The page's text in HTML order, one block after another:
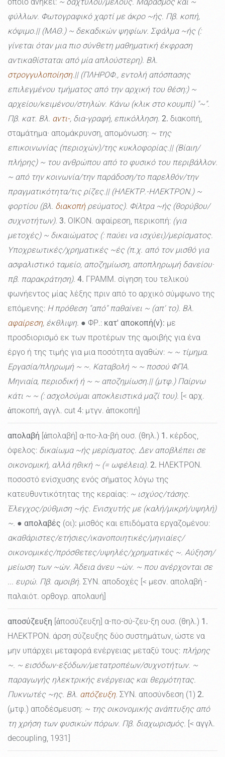
φύλλων. Φωτογραφικό χαρτί με άκρο ~ής. Πβ. κοπή,
κόψιμο.|| (ΜΑΘ.) ~ δεκαδικών ψηφίων. Σφάλμα ~ής (:
γίνεται όταν μια πιο σύνθετη μαθηματική έκφραση
αντικαθίσταται από μία απλούστερη). Βλ.
στρογγυλοποίηση.|| (ΠΛΗΡΟΦ., εντολή απόσπασης
επιλεγμένου τμήματος από την αρχική του θέση:) ~
αρχείου/κειμένου/στηλών. Κάνω (κλικ στο κουμπί) "~".
Πβ. κατ. Βλ. αντι-, δια-γραφή, επικόλληση. 2. διακοπή,
σταμάτημα· απομάκρυνση, απομόνωση: ~ της
επικοινωνίας (περιοχών)/της κυκλοφορίας.|| (Βίαιη/
πλήρης) ~ του ανθρώπου από το φυσικό του περιβάλλον.
~ από την κοινωνία/την παράδοση/το παρελθόν/την
πραγματικότητα/τις ρίζες.|| (ΗΛΕΚΤΡ.-ΗΛΕΚΤΡΟΝ.) ~
φορτίου (βλ. διακοπήρεύματος). Φίλτρα ~ής (θορύβου/
συχνοτήτων). 3. ΟΙΚΟΝ. αφαίρεση, περικοπή: (για
μετοχές) ~ δικαιώματος (: παύει να ισχύει)/μερίσματος.
Υποχρεωτικές/χρηματικές ~ές (π.χ. από τον μισθό για
ασφαλιστικό ταμείο, αποζημίωση, αποπληρωμή δανείου·
πβ. παρακράτηση). 4. ΓΡΑΜΜ. σίγηση του τελικού
φωνήεντος μίας λέξης πριν από το αρχικό σύμφωνο της
επόμενης: Η πρόθεση "από" παθαίνει ~ (απ' το). Βλ.
αφαίρεση, έκθλιψη. ● ΦΡ.: κατ' αποκοπή(ν): με
προσδιορισμό εκ των προτέρων της αμοιβής για ένα
έργο ή της τιμής για μια ποσότητα αγαθών: ~ ~ τίμημα.
Εργασία/πληρωμή ~ ~. Καταβολή ~ ~ ποσού ΦΠΑ.
Μηνιαία, περιοδική ή ~ ~ αποζημίωση.|| (μτφ.) Παίρνω
κάτι ~ ~ (: ασχολούμαι αποκλειστικά μαζί του). [< αρχ.
ἀποκοπή, αγγλ. cut 4: μτγν. ἀποκοπή]
απολαβή [ἀπολαβή] α-πο-λα-βή ουσ. (θηλ.) 1. κέρδος,
όφελος: δικαίωμα ~ής μερίσματος. Δεν αποβλέπει σε
οικονομική, αλλά ηθική ~ (= ωφέλεια). 2. ΗΛΕΚΤΡΟΝ.
ποσοστό ενίσχυσης ενός σήματος λόγω της
κατευθυντικότητας της κεραίας: ~ ισχύος/τάσης.
Έλεγχος/ρύθμιση ~ής. Ενισχυτής με (καλή/μικρή/υψηλή)
~. ● απολαβές (οι): μισθός και επιδόματα εργαζομένου:
ακαθάριστες/ετήσιες/ικανοποιητικές/μηνιαίες/
οικονομικές/πρόσθετες/υψηλές/χρηματικές ~. Αύξηση/
μείωση των ~ών. Άδεια άνευ ~ών. ~ που ανέρχονται σε
... ευρώ. Πβ. αμοιβή. ΣΥΝ. αποδοχές [< μεσν. απολαβή -
παλαιότ. ορθογρ. απολαυή]
αποσύζευξη [ἀποσύζευξη] α-πο-σύ-ζευ-ξη ουσ. (θηλ.) 1.
ΗΛΕΚΤΡΟΝ. άρση σύζευξης δύο συστημάτων, ώστε να
μην υπάρχει μεταφορά ενέργειας μεταξύ τους: πλήρης
~. ~ εισόδων-εξόδων/μετατροπέων/συχνοτήτων. ~
παραγωγής ηλεκτρικής ενέργειας και θερμότητας.
Πυκνωτές ~ης. Βλ. απόζευξη. ΣΥΝ. αποσύνδεση (1) 2.
(μτφ.) αποδέσμευση: ~ της οικονομικής ανάπτυξης από
τη χρήση των φυσικών πόρων. Πβ. διαχωρισμός. [< αγγλ.
decoupling, 1931]